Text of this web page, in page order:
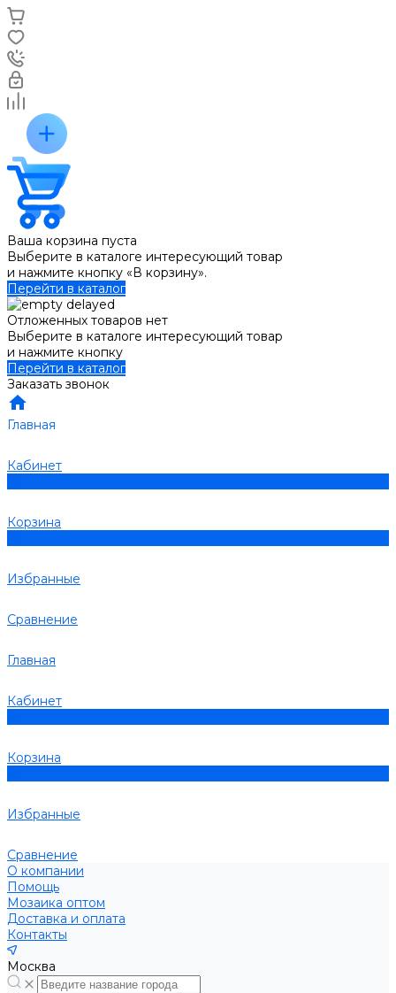
Ваша корзина пуста
Выберите в каталоге интересующий товар
и нажмите кнопку «В корзину».
Перейти в каталог
Отложенных товаров нет
Выберите в каталоге интересующий товар
и нажмите кнопку
Перейти в каталог
Заказать звонок
Главная
Кабинет
Корзина
Избранные
Сравнение
Главная
Кабинет
Корзина
Избранные
Сравнение
О компании
Помощь
Мозаика оптом
Доставка и оплата
Контакты
Москва